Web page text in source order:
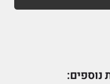
נוספים: